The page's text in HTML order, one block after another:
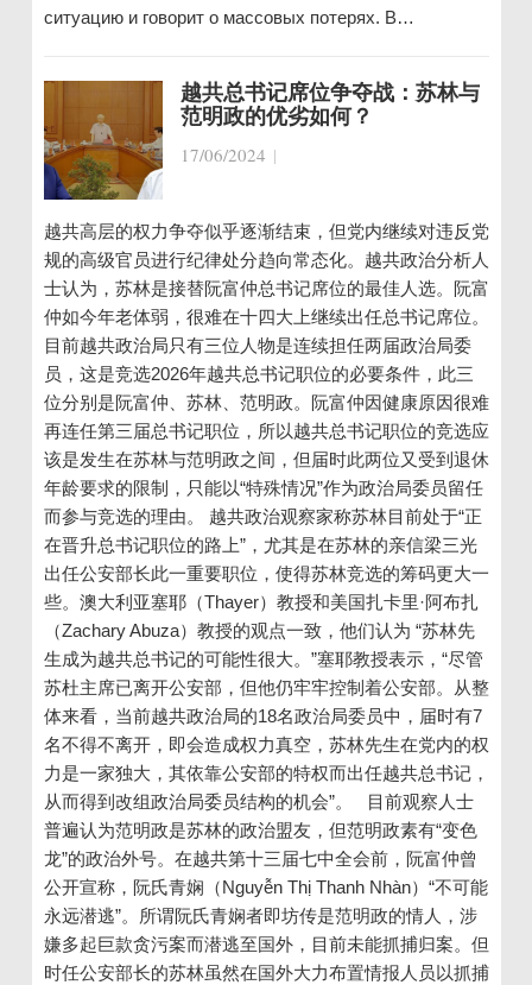
ситуацию и говорит о массовых потерях. В…
越共总书记席位争夺战：苏林与
范明政的优劣如何？
17/06/2024 |
越共高层的权力争夺似乎逐渐结束，但党内继续对违反党
规的高级官员进行纪律处分趋向常态化。越共政治分析人
士认为，苏林是接替阮富仲总书记席位的最佳人选。阮富
仲如今年老体弱，很难在十四大上继续出任总书记席位。
目前越共政治局只有三位人物是连续担任两届政治局委
员，这是竞选2026年越共总书记职位的必要条件，此三
位分别是阮富仲、苏林、范明政。阮富仲因健康原因很难
再连任第三届总书记职位，所以越共总书记职位的竞选应
该是发生在苏林与范明政之间，但届时此两位又受到退休
年龄要求的限制，只能以“特殊情况”作为政治局委员留任
而参与竞选的理由。 越共政治观察家称苏林目前处于“正
在晋升总书记职位的路上”，尤其是在苏林的亲信梁三光
出任公安部长此一重要职位，使得苏林竞选的筹码更大一
些。澳大利亚塞耶（Thayer）教授和美国扎卡里·阿布扎
（Zachary Abuza）教授的观点一致，他们认为 “苏林先
生成为越共总书记的可能性很大。”塞耶教授表示，“尽管
苏杜主席已离开公安部，但他仍牢牢控制着公安部。从整
体来看，当前越共政治局的18名政治局委员中，届时有7
名不得不离开，即会造成权力真空，苏林先生在党内的权
力是一家独大，其依靠公安部的特权而出任越共总书记，
从而得到改组政治局委员结构的机会”。 目前观察人士
普遍认为范明政是苏林的政治盟友，但范明政素有“变色
龙”的政治外号。在越共第十三届七中全会前，阮富仲曾
公开宣称，阮氏青娴（Nguyễn Thị Thanh Nhàn）“不可能
永远潜逃”。所谓阮氏青娴者即坊传是范明政的情人，涉
嫌多起巨款贪污案而潜逃至国外，目前未能抓捕归案。但
时任公安部长的苏林虽然在国外大力布置情报人员以抓捕